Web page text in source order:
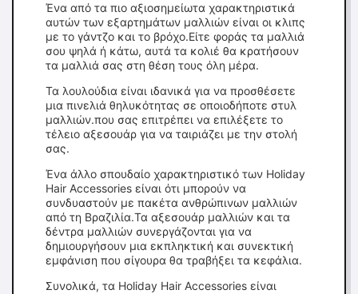
Ένα από τα πιο αξιοσημείωτα χαρακτηριστικά
αυτών των εξαρτημάτων μαλλιών είναι οι κλιπς
με το γάντζο και το βρόχο.Είτε φοράς τα μαλλιά
σου ψηλά ή κάτω, αυτά τα κολιέ θα κρατήσουν
τα μαλλιά σας στη θέση τους όλη μέρα.
Τα λουλούδια είναι ιδανικά για να προσθέσετε
μια πινελιά θηλυκότητας σε οποιοδήποτε στυλ
μαλλιών.που σας επιτρέπει να επιλέξετε το
τέλειο αξεσουάρ για να ταιριάζει με την στολή
σας.
Ένα άλλο σπουδαίο χαρακτηριστικό των Holiday
Hair Accessories είναι ότι μπορούν να
συνδυαστούν με πακέτα ανθρώπινων μαλλιών
από τη Βραζιλία.Τα αξεσουάρ μαλλιών και τα
δέντρα μαλλιών συνεργάζονται για να
δημιουργήσουν μια εκπληκτική και συνεκτική
εμφάνιση που σίγουρα θα τραβήξει τα κεφάλια.
Συνολικά, τα Holiday Hair Accessories είναι